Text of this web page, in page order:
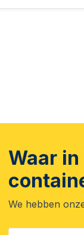
Waar
We hebben